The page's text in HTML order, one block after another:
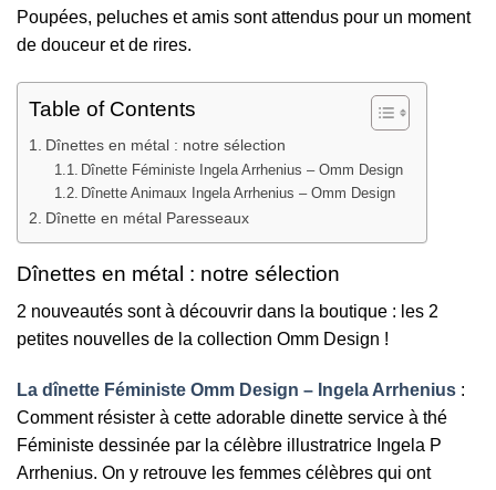
Poupées, peluches et amis sont attendus pour un moment
de douceur et de rires.
Table of Contents
Dînettes en métal : notre sélection
Dînette Féministe Ingela Arrhenius – Omm Design
Dînette Animaux Ingela Arrhenius – Omm Design
Dînette en métal Paresseaux
Dînettes en métal : notre sélection
2 nouveautés sont à découvrir dans la boutique : les 2
petites nouvelles de la collection Omm Design !
La dînette Féministe Omm Design – Ingela Arrhenius :
Comment résister à cette adorable dinette service à thé
Féministe dessinée par la célèbre illustratrice Ingela P
Arrhenius. On y retrouve les femmes célèbres qui ont